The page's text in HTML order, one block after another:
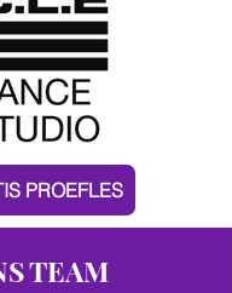
PROEFLES
TEAM